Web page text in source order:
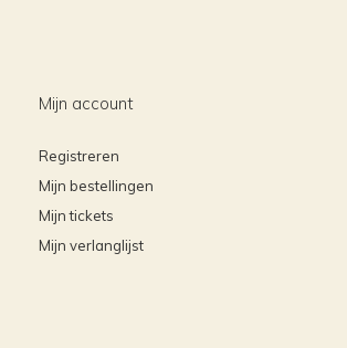
Mijn account
Registreren
Mijn bestellingen
Mijn tickets
Mijn verlanglijst